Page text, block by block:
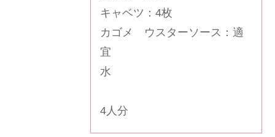
キャベツ：4枚
カゴメ ウスターソース ：適
宜
水
4人分